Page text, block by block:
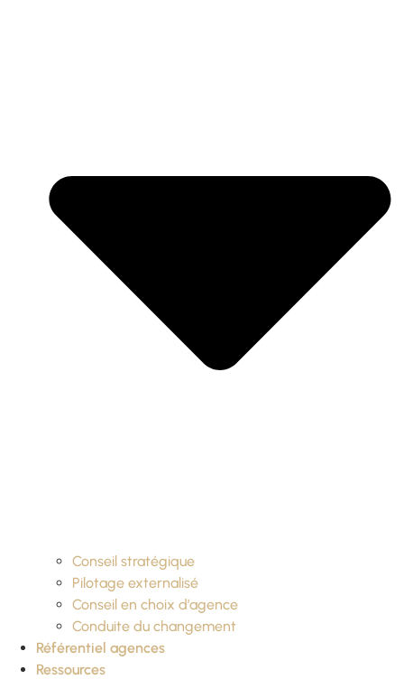
Conseil stratégique
Pilotage externalisé
Conseil en choix d’agence
Conduite du changement
Référentiel agences
Ressources